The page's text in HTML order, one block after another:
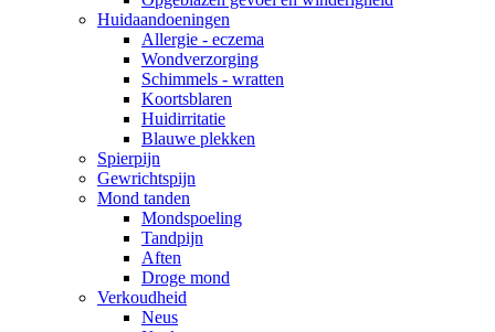
Huidaandoeningen
Allergie - eczema
Wondverzorging
Schimmels - wratten
Koortsblaren
Huidirritatie
Blauwe plekken
Spierpijn
Gewrichtspijn
Mond tanden
Mondspoeling
Tandpijn
Aften
Droge mond
Verkoudheid
Neus